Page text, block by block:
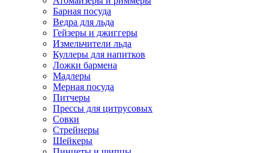
Барная посуда
Ведра для льда
Гейзеры и джиггеры
Измельчители льда
Куллеры для напитков
Ложки бармена
Мадлеры
Мерная посуда
Питчеры
Прессы для цитрусовых
Совки
Стрейнеры
Шейкеры